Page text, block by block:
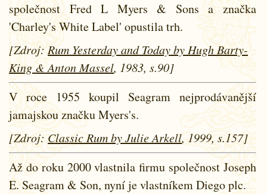
společnost Fred L Myers & Sons a značka
'Charley's White Label' opustila trh.
[Zdroj:Rum Yesterday and Today by Hugh Barty-
King & Anton Massel, 1983, s.90]
V roce 1955 koupil Seagram nejprodávanější
jamajskou značku Myers's.
[Zdroj: Classic Rum by Julie Arkell, 1999, s.157]
Až do roku 2000 vlastnila firmu společnost Joseph
E. Seagram & Son, nyní je vlastníkem Diego plc.